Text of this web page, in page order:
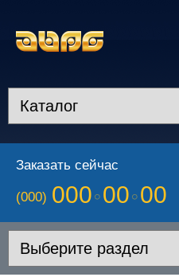
Заказать сейчас
(000) 000 00 00